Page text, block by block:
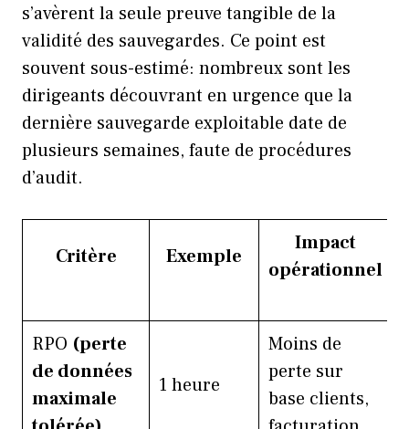
s’avèrent la seule preuve tangible de la
validité des sauvegardes. Ce point est
souvent sous-estimé: nombreux sont les
dirigeants découvrant en urgence que la
dernière sauvegarde exploitable date de
plusieurs semaines, faute de procédures
d’audit.
Critère Exemple
Impact
opérationnel
RPO (perte
de données
maximale
1 heure
Moins de
perte sur
base clients,